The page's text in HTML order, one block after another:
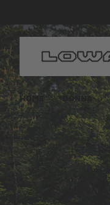
HOME DONNA